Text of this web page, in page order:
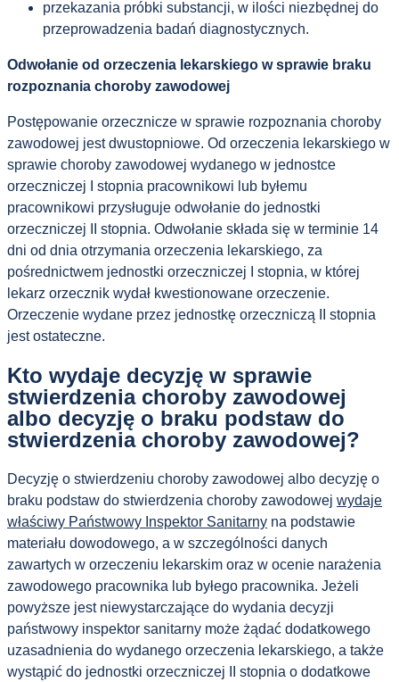
przekazania próbki substancji, w ilości niezbędnej do
przeprowadzenia badań diagnostycznych.
Odwołanie od orzeczenia lekarskiego w sprawie braku
rozpoznania choroby zawodowej
Postępowanie orzecznicze w sprawie rozpoznania choroby
zawodowej jest dwustopniowe. Od orzeczenia lekarskiego w
sprawie choroby zawodowej wydanego w jednostce
orzeczniczej I stopnia pracownikowi lub byłemu
pracownikowi przysługuje odwołanie do jednostki
orzeczniczej II stopnia. Odwołanie składa się w terminie 14
dni od dnia otrzymania orzeczenia lekarskiego, za
pośrednictwem jednostki orzeczniczej I stopnia, w której
lekarz orzecznik wydał kwestionowane orzeczenie.
Orzeczenie wydane przez jednostkę orzeczniczą II stopnia
jest ostateczne.
Kto wydaje decyzję w sprawie
stwierdzenia choroby zawodowej
albo decyzję o braku podstaw do
stwierdzenia choroby zawodowej?
Decyzję o stwierdzeniu choroby zawodowej albo decyzję o
braku podstaw do stwierdzenia choroby zawodowej wydaje
właściwy Państwowy Inspektor Sanitarny na podstawie
materiału dowodowego, a w szczególności danych
zawartych w orzeczeniu lekarskim oraz w ocenie narażenia
zawodowego pracownika lub byłego pracownika. Jeżeli
powyższe jest niewystarczające do wydania decyzji
państwowy inspektor sanitarny może żądać dodatkowego
uzasadnienia do wydanego orzeczenia lekarskiego, a także
wystąpić do jednostki orzeczniczej II stopnia o dodatkowe